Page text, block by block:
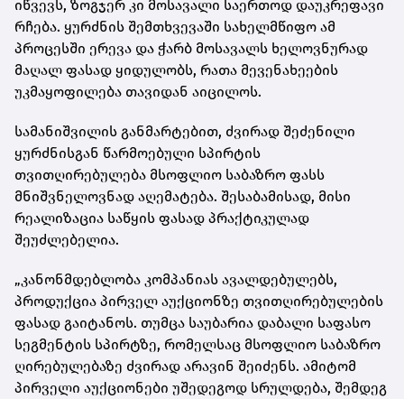
იწვევს, ზოგჯერ კი მოსავალი საერთოდ დაუკრეფავი
რჩება. ყურძნის შემთხვევაში სახელმწიფო ამ
პროცესში ერევა და ჭარბ მოსავალს ხელოვნურად
მაღალ ფასად ყიდულობს, რათა მევენახეების
უკმაყოფილება თავიდან აიცილოს.
სამანიშვილის განმარტებით, ძვირად შეძენილი
ყურძნისგან წარმოებული სპირტის
თვითღირებულება მსოფლიო საბაზრო ფასს
მნიშვნელოვნად აღემატება. შესაბამისად, მისი
რეალიზაცია საწყის ფასად პრაქტიკულად
შეუძლებელია.
„კანონმდებლობა კომპანიას ავალდებულებს,
პროდუქცია პირველ აუქციონზე თვითღირებულების
ფასად გაიტანოს. თუმცა საუბარია დაბალი საფასო
სეგმენტის სპირტზე, რომელსაც მსოფლიო საბაზრო
ღირებულებაზე ძვირად არავინ შეიძენს. ამიტომ
პირველი აუქციონები უშედეგოდ სრულდება, შემდეგ